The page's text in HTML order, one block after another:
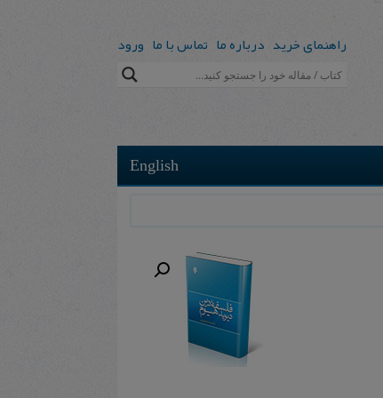
راهنمای خرید درباره ما تماس با ما ورود
English